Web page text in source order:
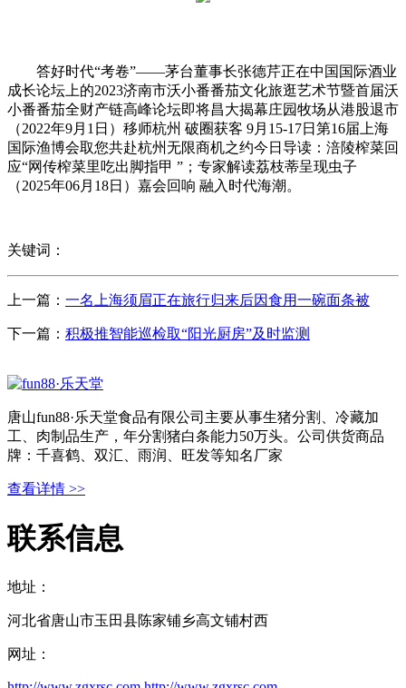
答好时代“考卷”——茅台董事长张德芹正在中国国际酒业
成长论坛上的2023济南市沃小番番茄文化旅逛艺术节暨首届沃
小番番茄全财产链高峰论坛即将昌大揭幕庄园牧场从港股退市
（2022年9月1日）移师杭州 破圈获客 9月15-17日第16届上海
国际渔博会取您共赴杭州无限商机之约今日导读：涪陵榨菜回
应“网传榨菜里吃出脚指甲 ”；专家解读荔枝蒂呈现虫子
（2025年06月18日）嘉会回响 融入时代海潮。
关键词：
上一篇： 一名上海须眉正在旅行归来后因食用一碗面条被
下一篇： 积极推智能巡检取“阳光厨房”及时监测
唐山fun88·乐天堂食品有限公司主要从事生猪分割、冷藏加
工、肉制品生产，年分割猪白条能力50万头。公司供货商品
牌：千喜鹤、双汇、雨润、旺发等知名厂家
查看详情 >>
联系信息
地址：
河北省唐山市玉田县陈家铺乡高文铺村西
网址：